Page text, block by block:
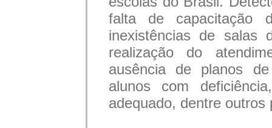
falta de capacitação
inexistências de salas
realização do
ausência de planos
alunos com
adequado, dentre outros